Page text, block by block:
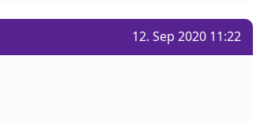
12. Sep 2020 11:22